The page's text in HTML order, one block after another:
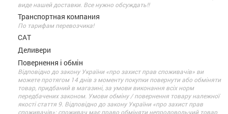
виде нашей доставки. Все нужно обсуждать!!
Транспортная компания
По тарифам перевозчика!
САТ
Деливери
Повернення і обмін
Відповідно до закону України «про захист прав споживачів» ви
можете протягом 14 днів з моменту покупки повернути або обміняти
товар, придбаний в магазині, за умови виконання всіх норм
передбачених законом. Умови обміну / повернення товару належної
якості стаття 9. Відповідно до закону України «про захист прав
споживачів»: споживач має право обміняти непродовольчий товар